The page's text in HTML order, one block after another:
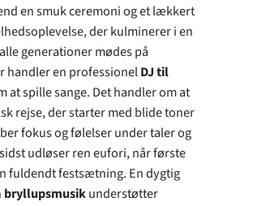
en smuk ceremoni og et lækkert
der kulminerer i en
generationer mødes på
handler en professionelDJ til
at spille sange. Det handler om at
rejse, der starter med blide toner
fokus og følelser under taler og
udløser ren eufori, når første
fuldendt festsætning. En dygtig
bryllupsmusikunderstøtter